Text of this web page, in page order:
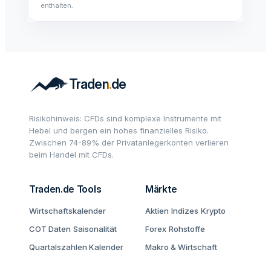
enthalten.
Risikohinweis: CFDs sind komplexe Instrumente mit
Hebel und bergen ein hohes finanzielles Risiko.
Zwischen 74-89% der Privatanlegerkonten verlieren
beim Handel mit CFDs.
Traden.de Tools
Wirtschaftskalender
COT Daten Saisonalität
Quartalszahlen Kalender
Märkte
Aktien Indizes Krypto
Forex Rohstoffe
Makro & Wirtschaft